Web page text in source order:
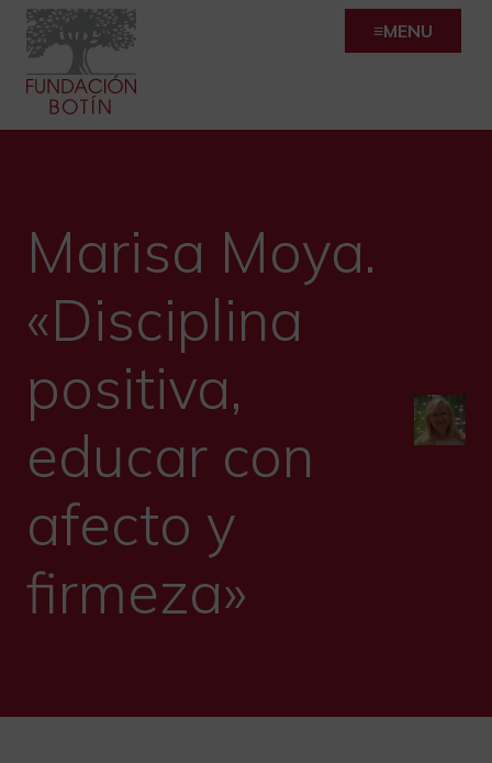
Skip
content
MENU
Marisa Moya.
«Disciplina
positiva,
educar con
afecto y
firmeza»